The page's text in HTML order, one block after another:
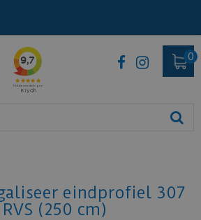
eindprofiel 307
(250 cm)